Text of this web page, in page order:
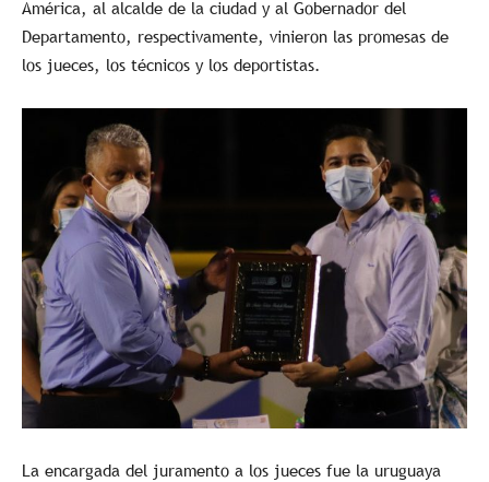
América, al alcalde de la ciudad y al Gobernador del
Departamento, respectivamente, vinieron las promesas de
los jueces, los técnicos y los deportistas.
La encargada del juramento a los jueces fue la uruguaya